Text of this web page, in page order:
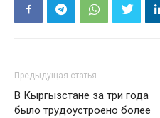
Предыдущая статья
В Кыргызстане за три года
было трудоустроено более